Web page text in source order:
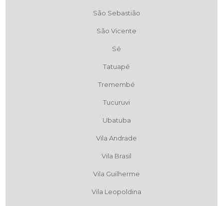
São Sebastião
São Vicente
Sé
Tatuapé
Tremembé
Tucuruvi
Ubatuba
Vila Andrade
Vila Brasil
Vila Guilherme
Vila Leopoldina